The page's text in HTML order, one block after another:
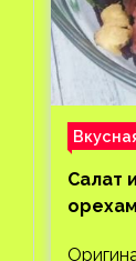
Салат